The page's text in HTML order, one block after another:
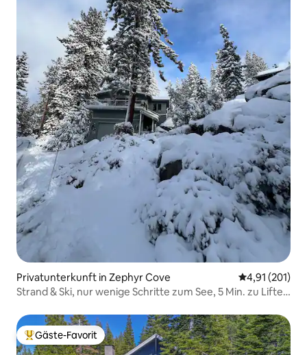
Privatunterkunft in Zephyr Cove
4,91 (201)
Strand & Ski, nur wenige Schritte zum See, 5 Min. zu Liften
Beliebter Gäste-Favorit.
Gäste-Favorit